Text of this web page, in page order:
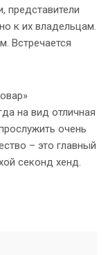
представители
к их владельцам.
Встречается
на вид отличная
очень
– это главный
секонд хенд.